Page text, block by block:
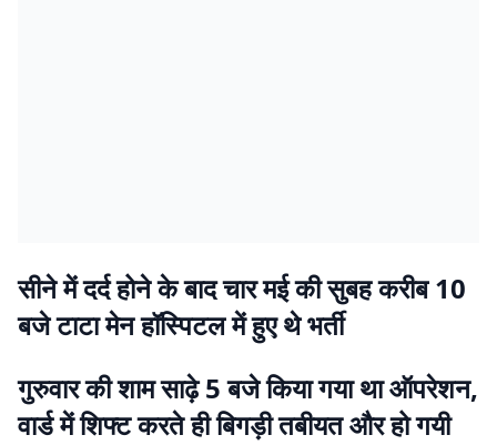
सीने में दर्द होने के बाद चार मई की सुबह करीब 10
बजे टाटा मेन हॉस्पिटल में हुए थे भर्ती
गुरुवार की शाम साढ़े 5 बजे किया गया था ऑपरेशन,
वार्ड में शिफ्ट करते ही बिगड़ी तबीयत और हो गयी